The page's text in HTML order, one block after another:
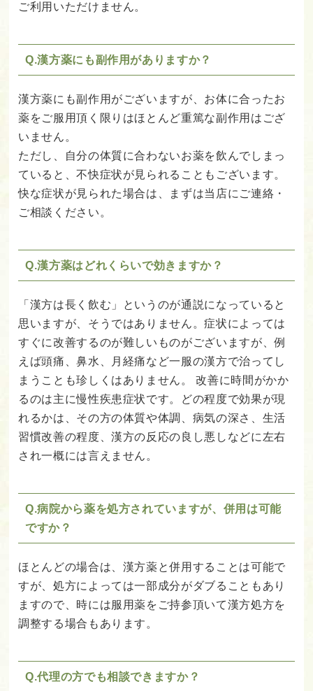
ご利用いただけません。
Q.漢方薬にも副作用がありますか？
漢方薬にも副作用がございますが、お体に合ったお
薬をご服用頂く限りはほとんど重篤な副作用はござ
いません。
ただし、自分の体質に合わないお薬を飲んでしまっ
ていると、不快症状が見られることもございます。
快な症状が見られた場合は、まずは当店にご連絡・
ご相談ください。
Q.漢方薬はどれくらいで効きますか？
「漢方は長く飲む」というのが通説になっていると
思いますが、そうではありません。症状によっては
すぐに改善するのが難しいものがございますが、例
えば頭痛、鼻水、月経痛など一服の漢方で治ってし
まうことも珍しくはありません。
改善に時間がかか
るのは主に慢性疾患症状です。どの程度で効果が現
れるかは、その方の体質や体調、病気の深さ、生活
習慣改善の程度、漢方の反応の良し悪しなどに左右
され一概には言えません。
Q.病院から薬を処方されていますが、併用は可能
ですか？
ほとんどの場合は、漢方薬と併用することは可能で
すが、処方によっては一部成分がダブることもあり
ますので、時には服用薬をご持参頂いて漢方処方を
調整する場合もあります。
Q.代理の方でも相談できますか？